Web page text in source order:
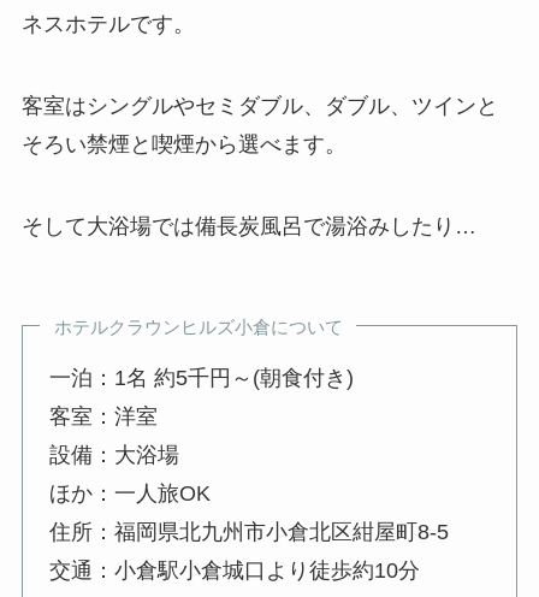
ネスホテルです。
客室はシングルやセミダブル、ダブル、ツインと
そろい禁煙と喫煙から選べます。
そして大浴場では備長炭風呂で湯浴みしたり…
ホテルクラウンヒルズ小倉について
一泊：1名 約5千円～(朝食付き)
客室：洋室
設備：大浴場
ほか：一人旅OK
住所：福岡県北九州市小倉北区紺屋町8-5
交通：小倉駅小倉城口より徒歩約10分